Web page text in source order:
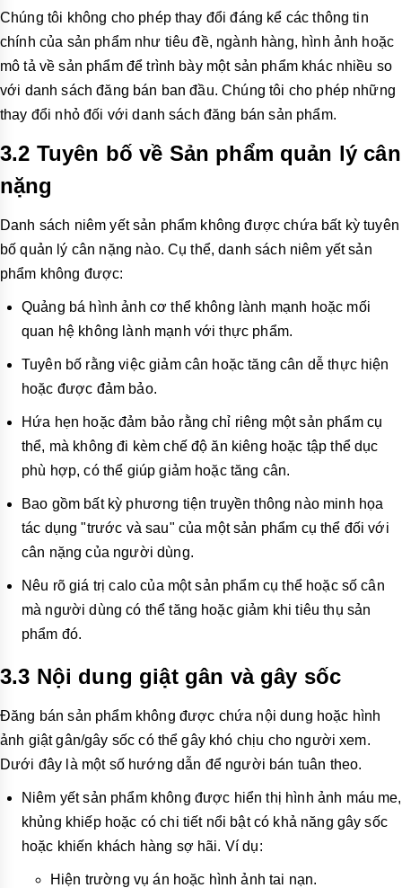
Chúng tôi không cho phép thay đổi đáng kể các thông tin
chính của sản phẩm như tiêu đề, ngành hàng, hình ảnh hoặc
mô tả về sản phẩm để trình bày một sản phẩm khác nhiều so
với danh sách đăng bán ban đầu. Chúng tôi cho phép những
thay đổi nhỏ đối với danh sách đăng bán sản phẩm.
3.2 Tuyên bố về Sản phẩm quản lý cân
nặng
Danh sách niêm yết sản phẩm không được chứa bất kỳ tuyên
bố quản lý cân nặng nào. Cụ thể, danh sách niêm yết sản
phẩm không được:
Quảng bá hình ảnh cơ thể không lành mạnh hoặc mối
quan hệ không lành mạnh với thực phẩm.
Tuyên bố rằng việc giảm cân hoặc tăng cân dễ thực hiện
hoặc được đảm bảo.
Hứa hẹn hoặc đảm bảo rằng chỉ riêng một sản phẩm cụ
thể, mà không đi kèm chế độ ăn kiêng hoặc tập thể dục
phù hợp, có thể giúp giảm hoặc tăng cân.
Bao gồm bất kỳ phương tiện truyền thông nào minh họa
tác dụng "trước và sau" của một sản phẩm cụ thể đối với
cân nặng của người dùng.
Nêu rõ giá trị calo của một sản phẩm cụ thể hoặc số cân
mà người dùng có thể tăng hoặc giảm khi tiêu thụ sản
phẩm đó.
3.3 Nội dung giật gân và gây sốc
Đăng bán sản phẩm không được chứa nội dung hoặc hình
ảnh giật gân/gây sốc có thể gây khó chịu cho người xem.
Dưới đây là một số hướng dẫn để người bán tuân theo.
Niêm yết sản phẩm không được hiển thị hình ảnh máu me,
khủng khiếp hoặc có chi tiết nổi bật có khả năng gây sốc
hoặc khiến khách hàng sợ hãi. Ví dụ:
Hiện trường vụ án hoặc hình ảnh tai nạn.